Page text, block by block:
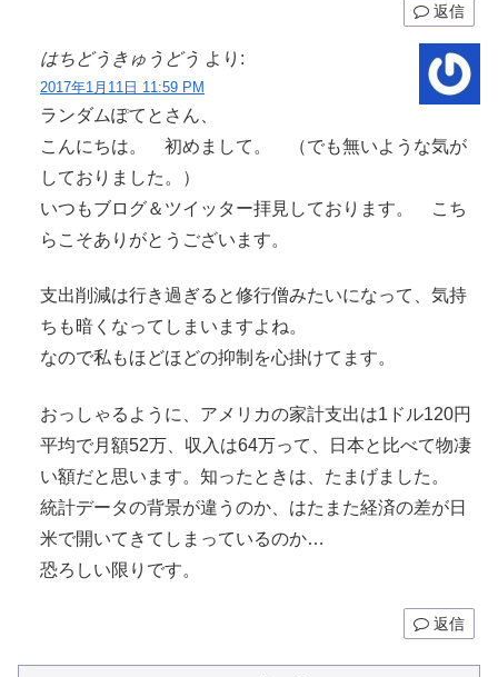
返信
はちどうきゅうどう より:
2017年1月11日 11:59 PM
ランダムぽてとさん、
こんにちは。 初めまして。 （でも無いような気が
しておりました。）
いつもブログ＆ツイッター拝見しております。 こち
らこそありがとうございます。
支出削減は行き過ぎると修行僧みたいになって、気持
ちも暗くなってしまいますよね。
なので私もほどほどの抑制を心掛けてます。
おっしゃるように、アメリカの家計支出は1ドル120円
平均で月額52万、収入は64万って、日本と比べて物凄
い額だと思います。知ったときは、たまげました。
統計データの背景が違うのか、はたまた経済の差が日
米で開いてきてしまっているのか…
恐ろしい限りです。
返信